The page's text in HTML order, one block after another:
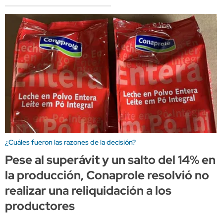
¿Cuáles fueron las razones de la decisión?
Pese al superávit y un salto del 14% en
la producción, Conaprole resolvió no
realizar una reliquidación a los
productores